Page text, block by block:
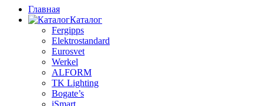
Главная
Каталог
Fergipps
Elektrostandard
Eurosvet
Werkel
ALFORM
TK Lighting
Bogate’s